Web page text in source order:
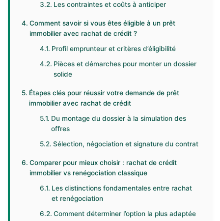
Les contraintes et coûts à anticiper
Comment savoir si vous êtes éligible à un prêt
immobilier avec rachat de crédit ?
Profil emprunteur et critères d’éligibilité
Pièces et démarches pour monter un dossier
solide
Étapes clés pour réussir votre demande de prêt
immobilier avec rachat de crédit
Du montage du dossier à la simulation des
offres
Sélection, négociation et signature du contrat
Comparer pour mieux choisir : rachat de crédit
immobilier vs renégociation classique
Les distinctions fondamentales entre rachat
et renégociation
Comment déterminer l’option la plus adaptée